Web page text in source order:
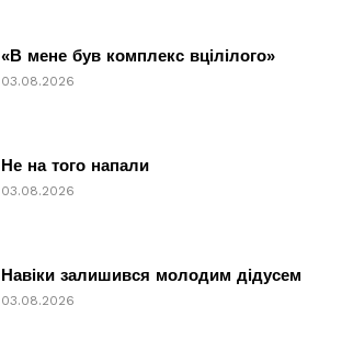
«В мене був комплекс вцілілого»
03.08.2026
Не на того напали
03.08.2026
Навіки залишився молодим дідусем
03.08.2026